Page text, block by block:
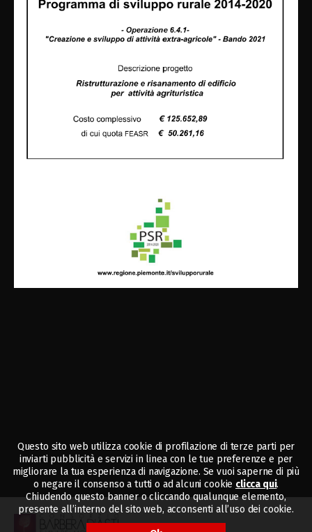
Questo sito web utilizza cookie di profilazione di terze parti per
inviarti pubblicità e servizi in linea con le tue preferenze e per
migliorare la tua esperienza di navigazione. Se vuoi saperne di più
o negare il consenso a tutti o ad alcuni cookie clicca qui.
Chiudendo questo banner o cliccando qualunque elemento,
presente all’interno del sito web, acconsenti all’uso dei cookie.